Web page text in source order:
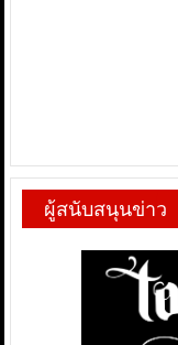
ผู้สนับสนุนข่าว